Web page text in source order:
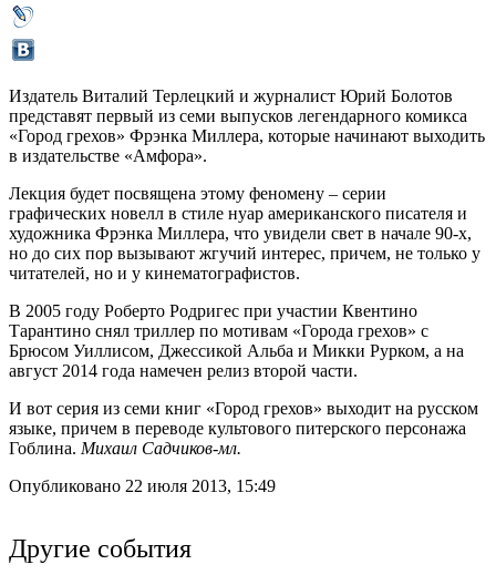
Издатель Виталий Терлецкий и журналист Юрий Болотов
представят первый из семи выпусков легендарного комикса
«Город грехов» Фрэнка Миллера, которые начинают выходить
в издательстве «Амфора».
Лекция будет посвящена этому феномену – серии
графических новелл в стиле нуар американского писателя и
художника Фрэнка Миллера, что увидели свет в начале 90-х,
но до сих пор вызывают жгучий интерес, причем, не только у
читателей, но и у кинематографистов.
В 2005 году Роберто Родригес при участии Квентино
Тарантино снял триллер по мотивам «Города грехов» с
Брюсом Уиллисом, Джессикой Альба и Микки Рурком, а на
август 2014 года намечен релиз второй части.
И вот серия из семи книг «Город грехов» выходит на русском
языке, причем в переводе культового питерского персонажа
Гоблина. Михаил Садчиков-мл.
Опубликовано 22 июля 2013, 15:49
Другие события